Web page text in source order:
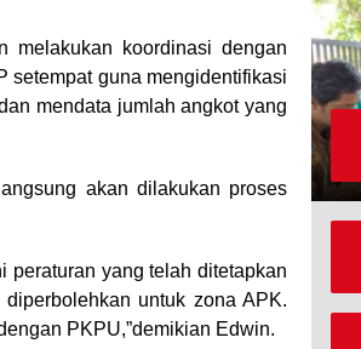
koordinasi dengan
setempat guna mengidentifikasi
mendata jumlah angkot yang
akan dilakukan proses
peraturan yang telah ditetapkan
untuk zona APK.
PKPU,”demikian Edwin.